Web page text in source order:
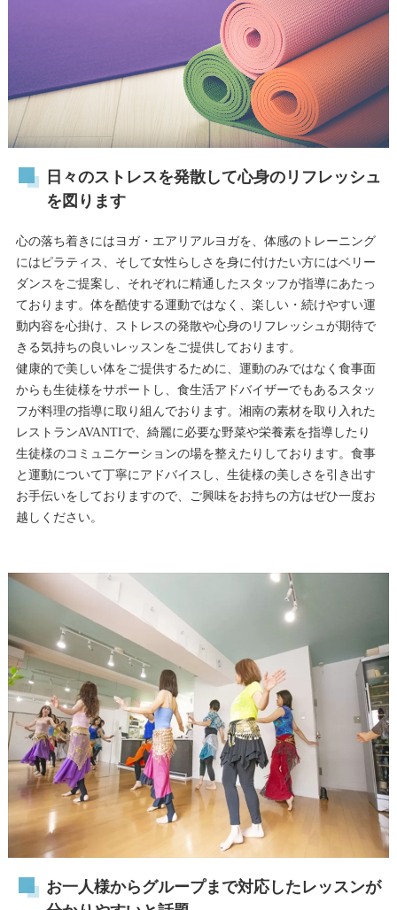
日々のストレスを発散して心身のリフレッシュ
を図ります
心の落ち着きにはヨガ・エアリアルヨガを、体感のトレーニング
にはピラティス、そして女性らしさを身に付けたい方にはベリー
ダンスをご提案し、それぞれに精通したスタッフが指導にあたっ
ております。体を酷使する運動ではなく、楽しい・続けやすい運
動内容を心掛け、ストレスの発散や心身のリフレッシュが期待で
きる気持ちの良いレッスンをご提供しております。
健康的で美しい体をご提供するために、運動のみではなく食事面
からも生徒様をサポートし、食生活アドバイザーでもあるスタッ
フが料理の指導に取り組んでおります。湘南の素材を取り入れた
レストランAVANTIで、綺麗に必要な野菜や栄養素を指導したり
生徒様のコミュニケーションの場を整えたりしております。食事
と運動について丁寧にアドバイスし、生徒様の美しさを引き出す
お手伝いをしておりますので、ご興味をお持ちの方はぜひ一度お
越しください。
お一人様からグループまで対応したレッスンが